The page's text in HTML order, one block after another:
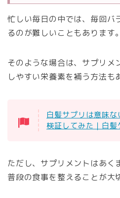
忙しい毎日の中では、毎回バ
るのが難しいこともあります。
そのような場合は、サプリメ
しやすい栄養素を補う方法も
白髪サプリは意味
検証してみた｜白髪
ただし、サプリメントはあく
普段の食事を整えることが大